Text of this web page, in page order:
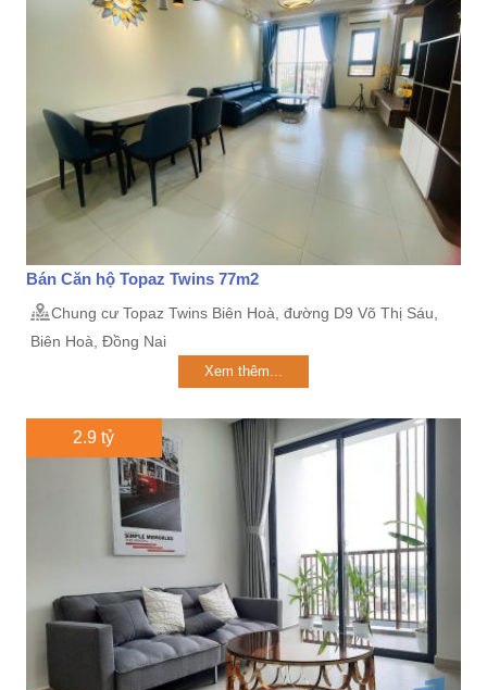
Bán Căn hộ Topaz Twins 77m2
Chung cư Topaz Twins Biên Hoà, đường D9 Võ Thị Sáu,
Biên Hoà, Đồng Nai
Xem thêm...
2.9 tỷ